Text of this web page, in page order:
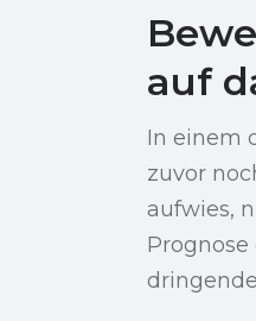
auf
In einem
zuvor
aufwies,